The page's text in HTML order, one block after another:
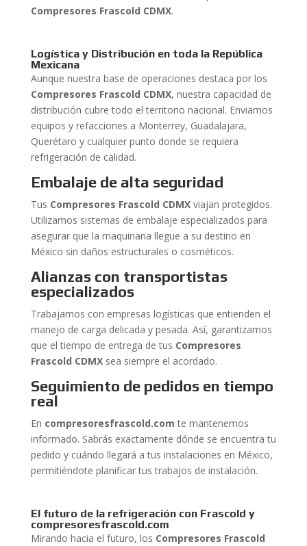
Compresores Frascold CDMX.
Logística y Distribución en toda la República
Mexicana
Aunque nuestra base de operaciones destaca por los
Compresores Frascold CDMX, nuestra capacidad de
distribución cubre todo el territorio nacional. Enviamos
equipos y refacciones a Monterrey, Guadalajara,
Querétaro y cualquier punto donde se requiera
refrigeración de calidad.
Embalaje de alta seguridad
Tus Compresores Frascold CDMXviajan protegidos.
Utilizamos sistemas de embalaje especializados para
asegurar que la maquinaria llegue a su destino en
México sin daños estructurales o cosméticos.
Alianzas con transportistas
especializados
Trabajamos con empresas logísticas que entienden el
manejo de carga delicada y pesada. Así, garantizamos
que el tiempo de entrega de tus Compresores
Frascold CDMXsea siempre el acordado.
Seguimiento de pedidos en tiempo
real
En compresoresfrascold.com te mantenemos
informado. Sabrás exactamente dónde se encuentra tu
pedido y cuándo llegará a tus instalaciones en México,
permitiéndote planificar tus trabajos de instalación.
El futuro de la refrigeración con Frascold y
compresoresfrascold.com
Mirando hacia el futuro, los Compresores Frascold